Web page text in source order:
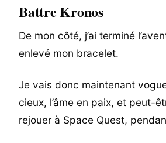
Battre Kronos
De mon côté, j’ai terminé
enlevé mon bracelet.
Je vais donc maintenant
cieux, l’âme en paix, et peut-
rejouer à Space Quest,